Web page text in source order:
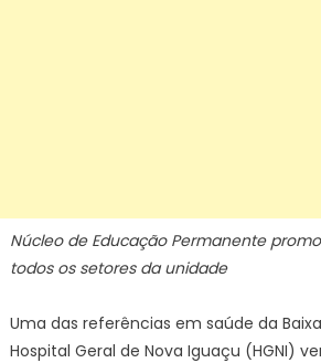
Núcleo de Educação Permanente
todos os setores da unidade
Uma das referências em saúde da
Hospital Geral de Nova Iguaçu (HGNI)